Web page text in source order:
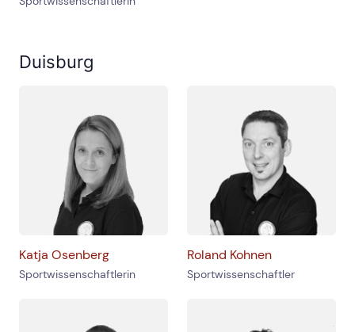
Duisburg
Katja Osenberg
Sportwissenschaftlerin
Roland Kohnen
Sportwissenschaftler